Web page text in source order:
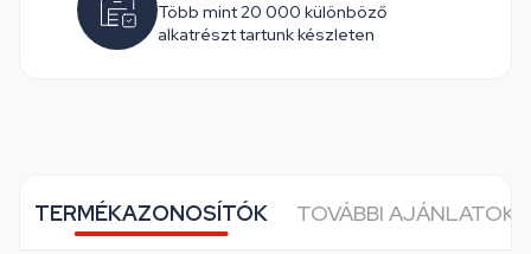
Több mint 20 000 különböző
alkatrészt tartunk készleten
TERMÉKAZONOSÍTÓK TOVÁBBI AJÁNLATOK